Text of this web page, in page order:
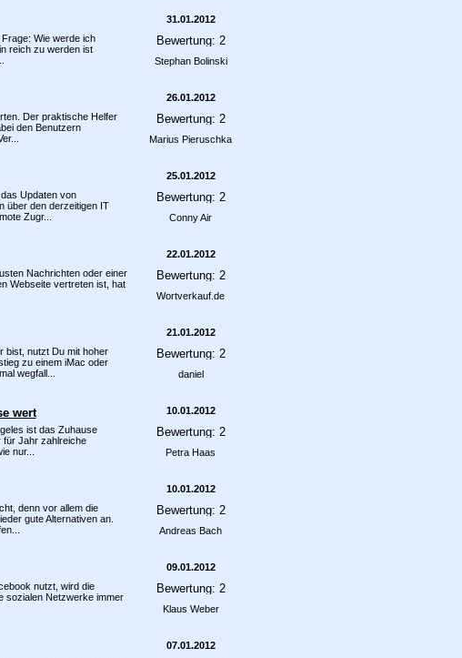
Wie werde ich
reich zu werden ist
31.01.2012
Stephan Bolinski
Der praktische Helfer
den Benutzern
26.01.2012
Marius Pieruschka
Updaten von
über den derzeitigen IT
Zugr...
25.01.2012
Conny Air
Nachrichten oder einer
Webseite vertreten ist, hat
22.01.2012
Wortverkauf.de
bist, nutzt Du mit hoher
zu einem iMac oder
wegfall...
21.01.2012
daniel
wert
ist das Zuhause
für Jahr zahlreiche
nur...
10.01.2012
Petra Haas
denn vor allem die
gute Alternativen an.
10.01.2012
Andreas Bach
nutzt, wird die
sozialen Netzwerke immer
09.01.2012
Klaus Weber
07.01.2012